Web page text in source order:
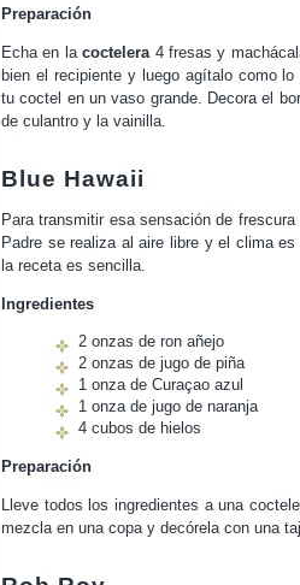
Preparación
Echa en lacoctelera4 fresas y
bien el recipiente y luego agítalo como
tu coctel en un vaso grande. Decora el
de culantro y la vainilla.
Blue Hawaii
Para transmitir esa sensación de
Padre se realiza al aire libre y el clima
la receta es sencilla.
Ingredientes
2 onzas de ron añejo
2 onzas de jugo de piña
1 onza de Curaçao azul
1 onza de jugo de naranja
4 cubos de hielos
Preparación
Lleve todos los ingredientes a una
mezcla en una copa y decórela con una